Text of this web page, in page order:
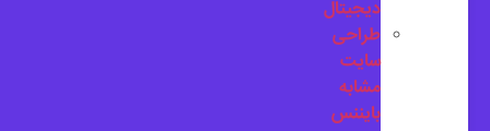
دیجیتال
طراحی
سایت
مشابه
بایننس